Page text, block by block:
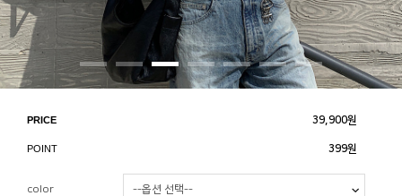
PRICE 39,900원
POINT 399원
color